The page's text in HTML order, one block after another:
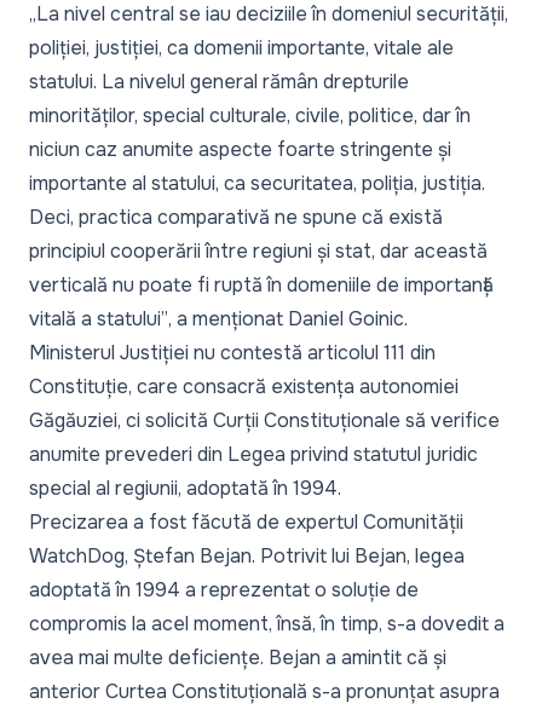
„La nivel central se iau deciziile în domeniul securității,
poliției, justiției, ca domenii importante, vitale ale
statului. La nivelul general rămân drepturile
minorităților, special culturale, civile, politice, dar în
niciun caz anumite aspecte foarte stringente și
importante al statului, ca securitatea, poliția, justiția.
Deci, practica comparativă ne spune că există
principiul cooperării între regiuni și stat, dar această
verticală nu poate fi ruptă în domeniile de importanță
vitală a statului”, a menționat Daniel Goinic.
Ministerul Justiției nu contestă articolul 111 din
Constituție, care consacră existența autonomiei
Găgăuziei, ci solicită Curții Constituționale să verifice
anumite prevederi din Legea privind statutul juridic
special al regiunii, adoptată în 1994.
Precizarea a fost făcută de expertul Comunității
WatchDog, Ștefan Bejan. Potrivit lui Bejan, legea
adoptată în 1994 a reprezentat o soluție de
compromis la acel moment, însă, în timp, s-a dovedit a
avea mai multe deficiențe. Bejan a amintit că și
anterior Curtea Constituțională s-a pronunțat asupra